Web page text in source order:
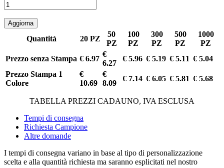
Quantità 20 PZ
50
PZ
100
PZ
300
PZ
500
PZ
1000
PZ
Prezzo senza Stampa € 6.97
€
6.27
€ 5.96 € 5.19 € 5.11 € 5.04
Prezzo Stampa 1
Colore
€
10.69
€
8.09
€ 7.14 € 6.05 € 5.81 € 5.68
TABELLA PREZZI CADAUNO, IVA ESCLUSA
Tempi di consegna
Richiesta Campione
Altre domande
I tempi di consegna variano in base al tipo di personalizzazione
scelta e alla quantità richiesta ma saranno esplicitati nel nostro